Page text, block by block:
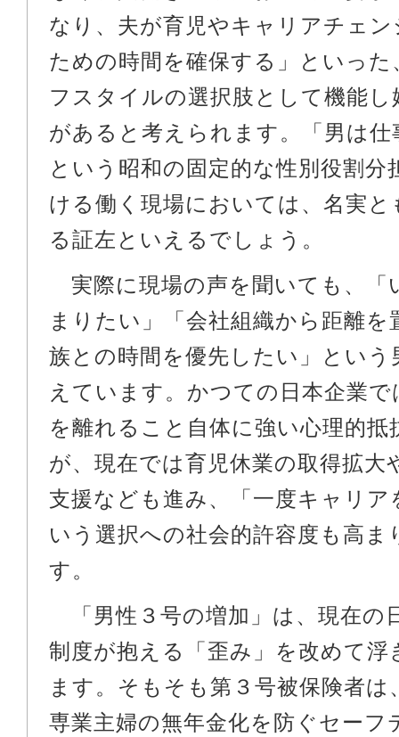
なり、夫が育児やキャリアチェ
ための時間を確保する」といっ
フスタイルの選択肢として機能
があると考えられます。「男は仕
という昭和の固定的な性別役割分
ける働く現場においては、名実
る証左といえるでしょう。
実際に現場の声を聞いても、「
まりたい」「会社組織から距離を
族との時間を優先したい」という
えています。かつての日本企業
を離れること自体に強い心理的
が、現在では育児休業の取得拡大
支援なども進み、「一度キャリア
いう選択への社会的許容度も高ま
す。
「男性３号の増加」は、現在の
制度が抱える「歪み」を改めて浮
ます。そもそも第３号被保険者は
専業主婦の無年金化を防ぐセーフ